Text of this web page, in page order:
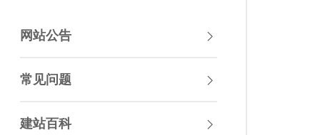
网站公告
常见问题
建站百科